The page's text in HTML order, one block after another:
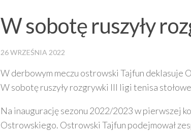
W sobotę ruszyły
26 WRZEŚNIA 2022
W derbowym meczu ostrowski Tajfun deklasuje
W sobotę ruszyły rozgrywki III ligi tenisa
Na inaugurację sezonu 2022/2023 w pierwszej
Ostrowskiego. Ostrowski Tajfun podejmował